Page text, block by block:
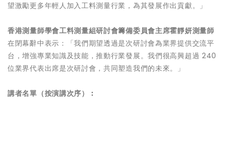
望激勵更多年輕人加入工料測量行業，為其發展作出貢獻。」
香港測量師學會工料測量組研討會籌備委員會主席霍靜妍測量師
在閉幕辭中表示：「我們期望透過是次研討會為業界提供交流平
台，增強專業知識及技能，推動行業發展。我們很高興超過 240
位業界代表出席是次研討會，共同塑造我們的未來。」
講者名單（按演講次序）︰